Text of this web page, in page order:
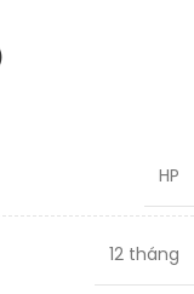
HP
12 tháng